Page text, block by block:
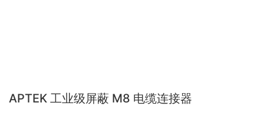
APTEK 工业级屏蔽 M8 电缆连接器